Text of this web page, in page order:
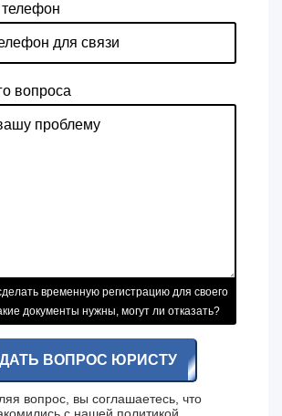
телефон
вопроса
временную регистрацию для своего
документы нужны, могут ли отказать?
ВОПРОС ЮРИСТУ
вопрос, вы соглашаетесь, что